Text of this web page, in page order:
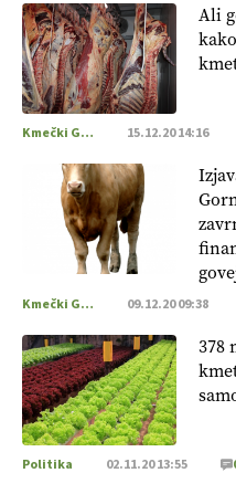
Ali
Kmečki Glas 15.12.20 14:16
Kmečki Glas 09.12.20 09:38
378
Politika 02.11.20 13:55